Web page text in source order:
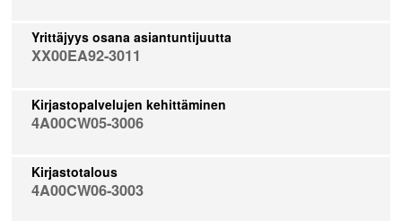
Yrittäjyys osana asiantuntijuutta
XX00EA92-3011
Kirjastopalvelujen kehittäminen
4A00CW05-3006
Kirjastotalous
4A00CW06-3003